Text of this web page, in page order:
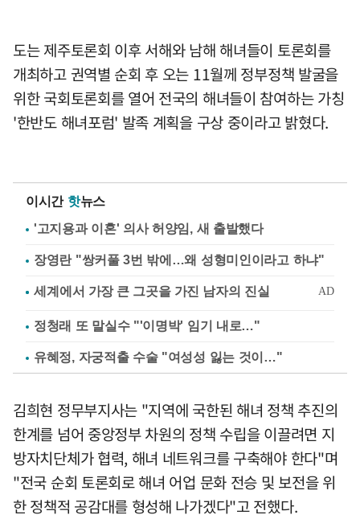
도는 제주토론회 이후 서해와 남해 해녀들이 토론회를
개최하고 권역별 순회 후 오는 11월께 정부정책 발굴을
위한 국회토론회를 열어 전국의 해녀들이 참여하는 가칭
'한반도 해녀포럼' 발족 계획을 구상 중이라고 밝혔다.
이시간 핫뉴스
'고지용과 이혼' 의사 허양임, 새 출발했다
장영란 "쌍커풀 3번 밖에…왜 성형미인이라고 하냐"
정청래 또 말실수 "'이명박' 임기 내로…"
유혜정, 자궁적출 수술 "여성성 잃는 것이…"
김희현 정무부지사는 "지역에 국한된 해녀 정책 추진의
한계를 넘어 중앙정부 차원의 정책 수립을 이끌려면 지
방자치단체가 협력, 해녀 네트워크를 구축해야 한다"며
"전국 순회 토론회로 해녀 어업 문화 전승 및 보전을 위
한 정책적 공감대를 형성해 나가겠다"고 전했다.